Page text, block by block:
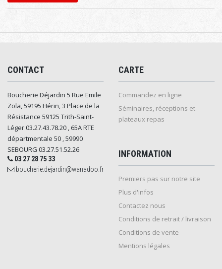
CONTACT
Boucherie Déjardin 5 Rue Emile
Zola, 59195 Hérin, 3 Place de la
Résistance 59125 Trith-Saint-
Léger 03.27.43.78.20 , 65A RTE
départmentale 50 , 59990
SEBOURG 03.27.51.52.26
03 27 28 75 33
boucherie.dejardin@wanadoo.fr
CARTE
Commandez en ligne
Séminaires, réceptions et
plateaux repas
INFORMATION
Premiers pas sur notre site
Plus d'infos
Contactez nous
Conditions de retrait / livraison
Conditions de vente
Mentions légales